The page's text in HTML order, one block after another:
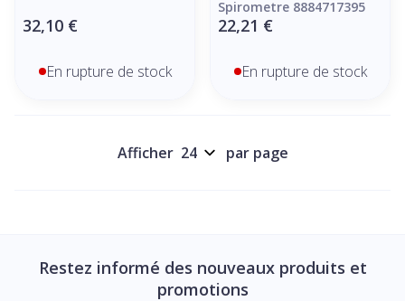
32,10 €
En rupture de stock
Spirometre 8884717395
22,21 €
En rupture de stock
Afficher par page
Restez informé des nouveaux produits et
promotions